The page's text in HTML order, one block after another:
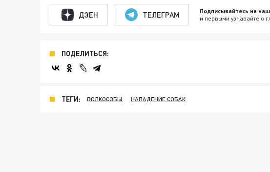
ДЗЕН ТЕЛЕГРАМ Подписывайтесь на
и первыми узнавайте о
ПОДЕЛИТЬСЯ:
ТЕГИ: ВОЛКОСОБЫ НАПАДЕНИЕ СОБАК